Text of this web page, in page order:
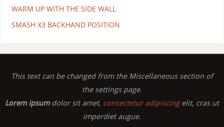
WARM UP WITH THE SIDE WALL
SMASH X3 BACKHAND POSITION
This text can be changed from the Miscellaneous section of
the settings page.
Lorem ipsumdolor sit amet, consectetur adipiscingelit, cras ut
imperdiet augue.